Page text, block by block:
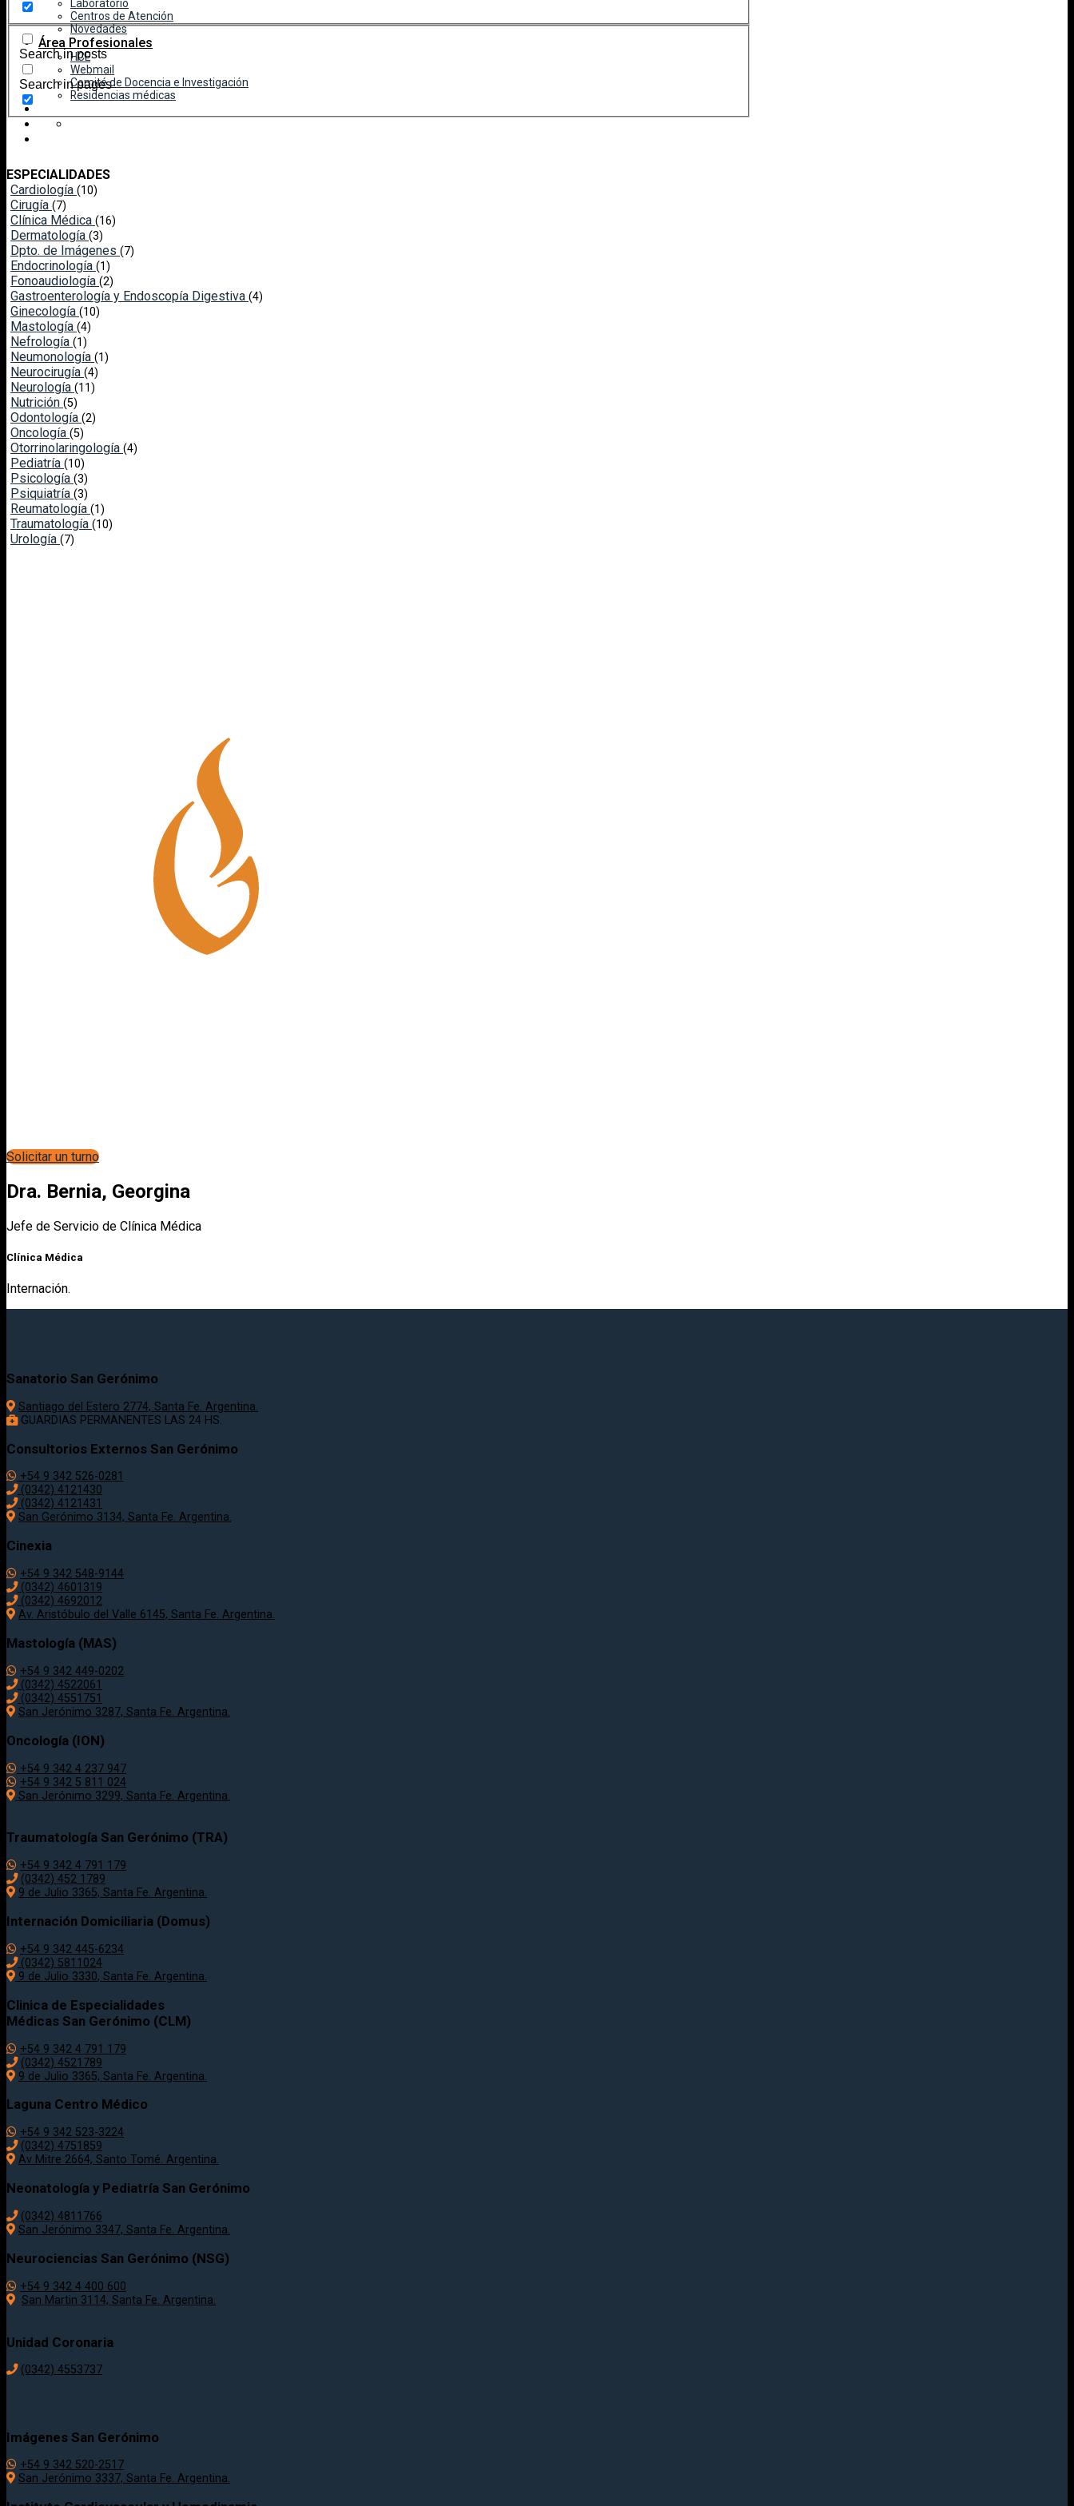
Laboratorio
Centros de Atención
Novedades
Área Profesionales
HCE
Webmail
Comité de Docencia e Investigación
Residencias médicas
Search in posts
Search in pages
ESPECIALIDADES
Cardiología (10)
Cirugía (7)
Clínica Médica (16)
Dermatología (3)
Dpto. de Imágenes (7)
Endocrinología (1)
Fonoaudiología (2)
Gastroenterología y Endoscopía Digestiva (4)
Ginecología (10)
Mastología (4)
Nefrología (1)
Neumonología (1)
Neurocirugía (4)
Neurología (11)
Nutrición (5)
Odontología (2)
Oncología (5)
Otorrinolaringología (4)
Pediatría (10)
Psicología (3)
Psiquiatría (3)
Reumatología (1)
Traumatología (10)
Urología (7)
Solicitar un turno
Dra. Bernia, Georgina
Jefe de Servicio de Clínica Médica
Clínica Médica
Internación.
Sanatorio San Gerónimo
Santiago del Estero 2774, Santa Fe. Argentina.
GUARDIAS PERMANENTES LAS 24 HS.
Consultorios Externos San Gerónimo
+54 9 342 526-0281
(0342) 4121430
(0342) 4121431
San Gerónimo 3134, Santa Fe. Argentina.
Cinexia
+54 9 342 548-9144
(0342) 4601319
(0342) 4692012
Av. Aristóbulo del Valle 6145, Santa Fe. Argentina.
Mastología (MAS)
+54 9 342 449-0202
(0342) 4522061
(0342) 4551751
San Jerónimo 3287, Santa Fe. Argentina.
Oncología (ION)
+54 9 342 4 237 947
+54 9 342 5 811 024
San Jerónimo 3299, Santa Fe. Argentina.
Traumatología San Gerónimo (TRA)
+54 9 342 4 791 179
(0342) 452 1789
9 de Julio 3365, Santa Fe. Argentina.
Internación Domiciliaria (Domus)
+54 9 342 445-6234
(0342) 5811024
9 de Julio 3330, Santa Fe. Argentina.
Clinica de Especialidades
Médicas San Gerónimo (CLM)
+54 9 342 4 791 179
(0342) 4521789
9 de Julio 3365, Santa Fe. Argentina.
Laguna Centro Médico
+54 9 342 523-3224
(0342) 4751859
Av Mitre 2664, Santo Tomé. Argentina.
Neonatología y Pediatría San Gerónimo
(0342) 4811766
San Jerónimo 3347, Santa Fe. Argentina.
Neurociencias San Gerónimo (NSG)
+54 9 342 4 400 600
San Martin 3114, Santa Fe. Argentina.
Unidad Coronaria
(0342) 4553737
Imágenes San Gerónimo
+54 9 342 520-2517
San Jerónimo 3337, Santa Fe. Argentina.